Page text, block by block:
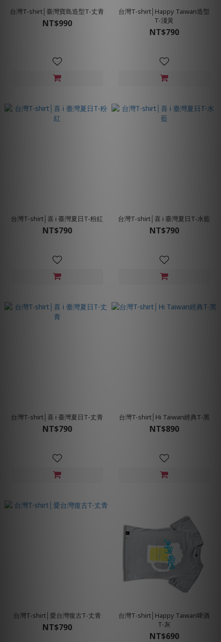
台灣T-shirt│臺灣寶島造型T-丈青
NT$990
台灣T-shirt│Happy Taiwan造型
T-淺黃
NT$790
台灣T-shirt│喜 i 臺灣夏日T-粉紅
NT$790
台灣T-shirt│喜 i 臺灣夏日T-水藍
NT$790
台灣T-shirt│喜 i 臺灣夏日T-丈青
NT$790
台灣T-shirt│Hi Taiwan經典T-黑
NT$890
台灣T-shirt│愛台灣復古T-丈青
NT$790
台灣T-shirt│Happy Taiwan啤酒
T-灰
NT$690